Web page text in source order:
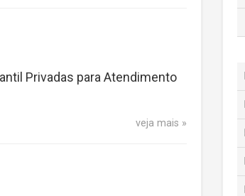
Privadas para Atendimento
veja mais